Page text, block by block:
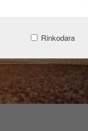
Rinkodara